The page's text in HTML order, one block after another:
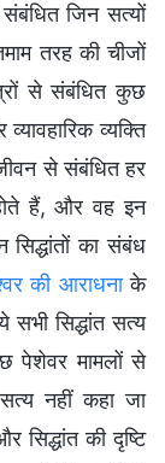
जिन सत्यों
तरह की चीजों
से संबंधित कुछ
व्यक्ति
से संबंधित हर
हैं, और वह इन
का संबंध
की आराधनाके
सिद्धांत सत्य
पेशेवर मामलों से
नहीं कहा जा
की दृष्टि